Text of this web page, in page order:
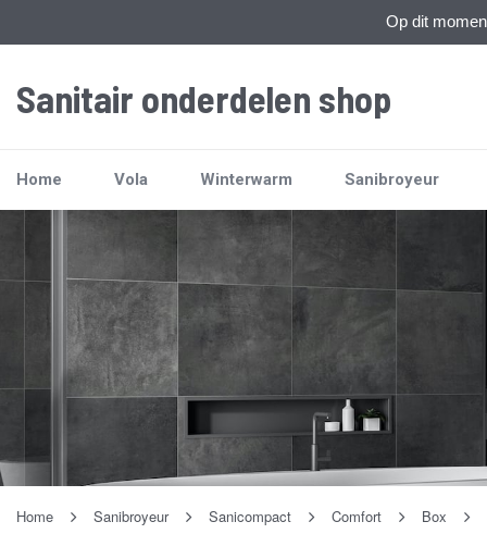
Op dit
Sanitair onderdelen shop
Home Vola Winterwarm Sanibroyeur
Home Sanibroyeur Sanicompact Comfort Box